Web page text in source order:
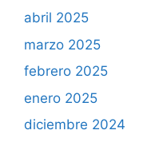
abril 2025
marzo 2025
febrero 2025
enero 2025
diciembre 2024